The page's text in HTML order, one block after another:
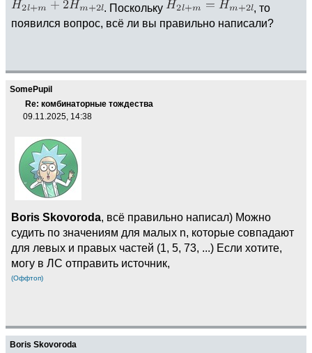
. Поскольку
, то
появился вопрос, всё ли вы правильно написали?
SomePupil
Re: комбинаторные тождества
09.11.2025, 14:38
Boris Skovoroda, всё правильно написал) Можно
судить по значениям для малых n, которые совпадают
для левых и правых частей (1, 5, 73, ...) Если хотите,
могу в ЛС отправить источник,
(Оффтоп)
Boris Skovoroda